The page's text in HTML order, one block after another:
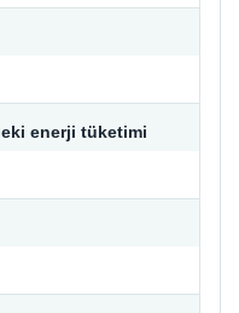
enerji tüketimi